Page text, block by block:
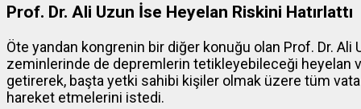
Prof. Dr. Ali Uzun İse Heyelan Riskini Hatırlattı
Öte yandan kongrenin bir diğer konuğu olan Prof. Dr.
zeminlerinde de depremlerin tetikleyebileceği heyelan
getirerek, başta yetki sahibi kişiler olmak üzere tüm
hareket etmelerini istedi.